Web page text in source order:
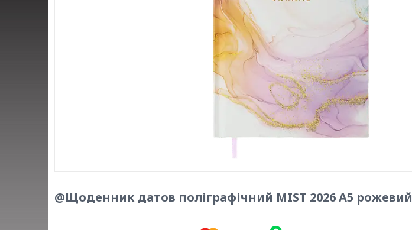
@Щоденник датов поліграфічний MIST 2026 A5 рожевий